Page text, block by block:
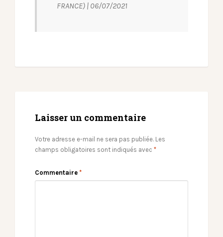
FRANCE) | 06/07/2021
Laisser un commentaire
Votre adresse e-mail ne sera pas publiée. Les
champs obligatoires sont indiqués avec *
Commentaire *